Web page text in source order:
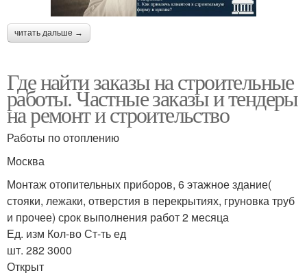
читать дальше →
Где найти заказы на строительные
работы. Частные заказы и тендеры
на ремонт и строительство
Работы по отоплению
Москва
Монтаж отопительных приборов, 6 этажное здание(
стояки, лежаки, отверстия в перекрытиях, груновка труб
и прочее) срок выполнения работ 2 месяца
Ед. изм Кол-во Ст-ть ед
шт. 282 3000
Открыт